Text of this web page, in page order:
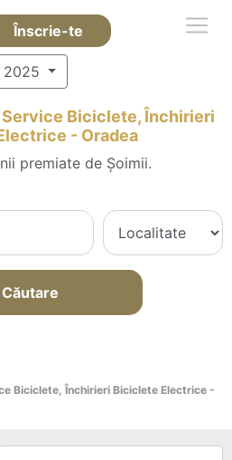
Înscrie-te
2025
Biciclete, Închirieri
- Oradea
premiate de Șoimii.
Căutare
Biciclete, Închirieri Biciclete Electrice -